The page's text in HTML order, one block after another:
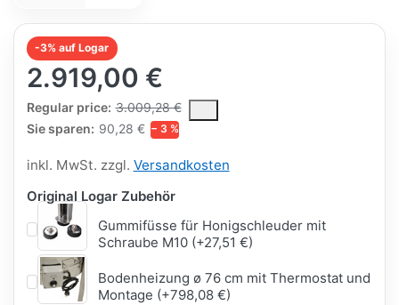
-3% auf Logar
2.919,00 €
Regular price: 3.009,28 €
The Regular Price is the median selling price paid by
Sie sparen: 90,28 € − 3 %
inkl. MwSt. zzgl. Versandkosten
Original Logar Zubehör
Gummifüsse für Honigschleuder mit
Schraube M10 (+27,51 €)
Bodenheizung ø 76 cm mit Thermostat und
Montage (+798,08 €)